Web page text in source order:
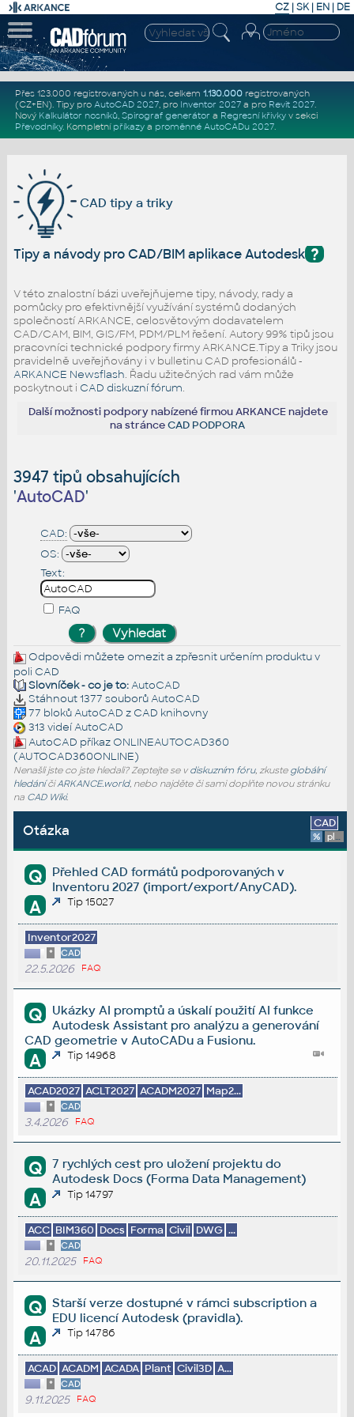
CZ | SK| EN | DE
Přes 123.000 registrovaných u nás, celkem 1.130.000registrovaných
(CZ+EN). Tipy pro AutoCAD 2027, pro Inventor 2027a pro Revit 2027.
Nový Kalkulátor nosníků, Spirograf generátor a Regresní křivkyv sekci
Převodníky. Kompletní příkazya proměnné AutoCADu 2027.
CAD tipy a triky
?
Tipy a návody pro CAD/BIM aplikace Autodesk
V této znalostní bázi uveřejňujeme tipy, návody, rady a
pomůcky pro efektivnější využívání systémů dodaných
společností ARKANCE, celosvětovým dodavatelem
CAD/CAM, BIM, GIS/FM, PDM/PLM řešení. Autory 99% tipů jsou
pracovníci technické podpory firmy ARKANCE.Tipy a Triky jsou
pravidelně uveřejňovány i v bulletinu CAD profesionálů -
ARKANCE Newsflash. Řadu užitečných rad vám může
poskytnout i CAD diskuzní fórum.
Další možnosti podpory nabízené firmou ARKANCE najdete
na stránceCAD PODPORA
3947 tipů obsahujících
'AutoCAD'
CAD:
OS:
Text:
FAQ
Odpovědi můžete omezit a zpřesnit určením produktu v
poli CAD
Slovníček - co je to:AutoCAD
Stáhnout 1377 souborůAutoCAD
77 blokůAutoCAD z CAD knihovny
313 videíAutoCAD
AutoCAD příkaz ONLINEAUTOCAD360
(AUTOCAD360ONLINE)
Nenašli jste co jste hledali? Zeptejte se v diskuzním fóru, zkuste globální
hledáníčiARKANCE.world, nebo najděte či sami doplňte novou stránku
na CAD Wiki.
Otázka CAD
% platforma
Q
Přehled CAD formátů podporovaných v
Inventoru 2027 (import/export/AnyCAD).
A Tip 15027
Inventor2027
* CAD
22.5.2026 FAQ
Q
Ukázky AI promptů a úskalí použití AI funkce
Autodesk Assistant pro analýzu a generování
CAD geometrie v AutoCADu a Fusionu.
A Tip 14968
ACAD2027 ACLT2027 ACADM2027 Map2...
* CAD
3.4.2026 FAQ
Q
7 rychlých cest pro uložení projektu do
Autodesk Docs (Forma Data Management)
A Tip 14797
ACC BIM360 Docs Forma Civil DWG ...
* CAD
20.11.2025 FAQ
Q
Starší verze dostupné v rámci subscription a
EDU licencí Autodesk (pravidla).
A Tip 14786
ACAD ACADM ACADA Plant Civil3D A...
* CAD
9.11.2025 FAQ